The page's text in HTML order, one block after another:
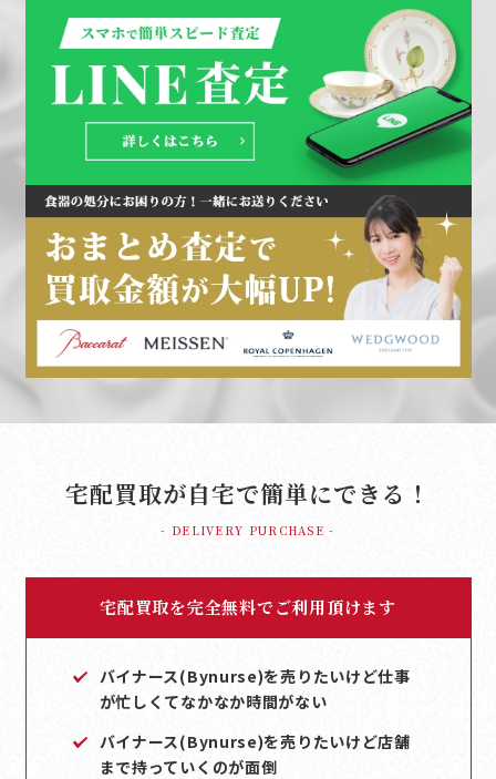
宅配買取が自宅で簡単にできる！
- DELIVERY PURCHASE -
宅配買取を完全無料でご利用頂けます
バイナース(Bynurse)を売りたいけど仕事
が忙しくてなかなか時間がない
バイナース(Bynurse)を売りたいけど店舗
まで持っていくのが面倒